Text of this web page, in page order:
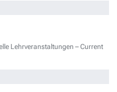
Lehrveranstaltungen – Current